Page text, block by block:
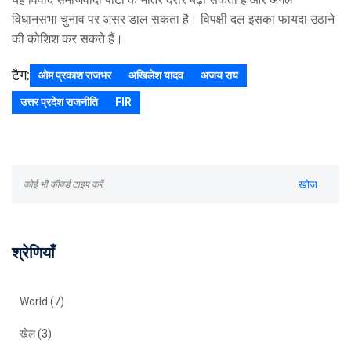
विधानसभा चुनाव पर असर डाल सकता है। विपक्षी दल इसका फायदा उठाने
की कोशिश कर सकते हैं।
टैग: ओम प्रकाश राजभर अखिलेश यादव अजय राय
उत्तर प्रदेश राजनीति FIR
श्रेणियाँ
World (7)
खेल(3)